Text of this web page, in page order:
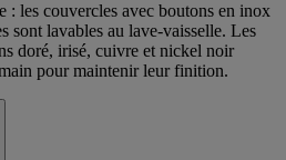
: les couvercles avec boutons en inox
sont lavables au lave-vaisselle. Les
doré, irisé, cuivre et nickel noir
pour maintenir leur finition.